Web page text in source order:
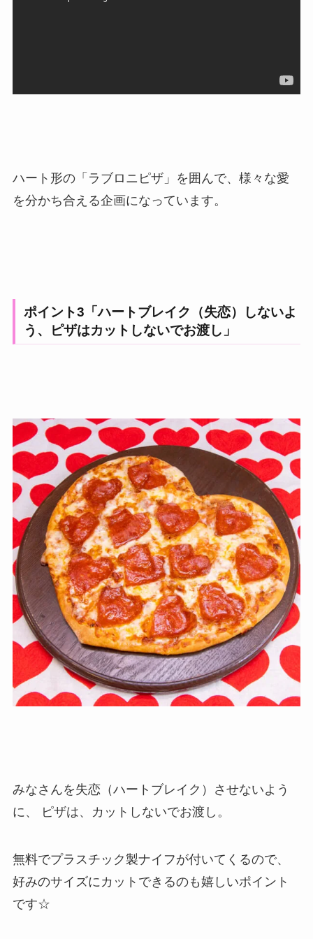
ハート形の「ラブロニピザ」を囲んで、様々な愛
を分かち合える企画になっています。
ポイント3「ハートブレイク（失恋）しないよ
う、ピザはカットしないでお渡し」
みなさんを失恋（ハートブレイク）させないよう
に、 ピザは、カットしないでお渡し。
無料でプラスチック製ナイフが付いてくるので、
好みのサイズにカットできるのも嬉しいポイント
です☆